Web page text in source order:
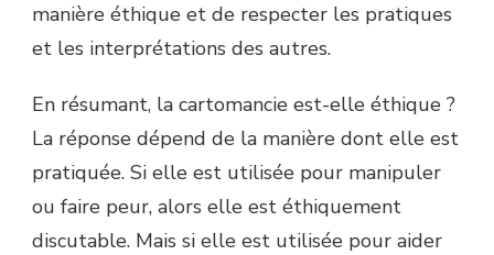
manière éthique et de respecter les pratiques
et les interprétations des autres.
En résumant, la cartomancie est-elle éthique ?
La réponse dépend de la manière dont elle est
pratiquée. Si elle est utilisée pour manipuler
ou faire peur, alors elle est éthiquement
discutable. Mais si elle est utilisée pour aider